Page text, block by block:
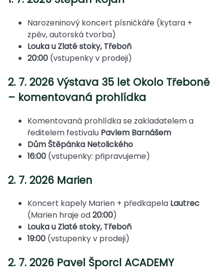
Narozeninový koncert písničkáře (kytara +
zpěv, autorská tvorba)
Louka u Zlaté stoky, Třeboň
20:00 (vstupenky v prodeji)
2. 7. 2026 Výstava 35 let Okolo Třeboně
– komentovaná prohlídka
Komentovaná prohlídka se zakladatelem a
ředitelem festivalu Pavlem Barnášem
Dům Štěpánka Netolického
16:00 (vstupenky: připravujeme)
2. 7. 2026 Marien
Koncert kapely Marien + předkapela Lautrec
(Marien hraje od20:00)
Louka u Zlaté stoky, Třeboň
19:00 (vstupenky v prodeji)
2. 7. 2026 Pavel Šporcl ACADEMY